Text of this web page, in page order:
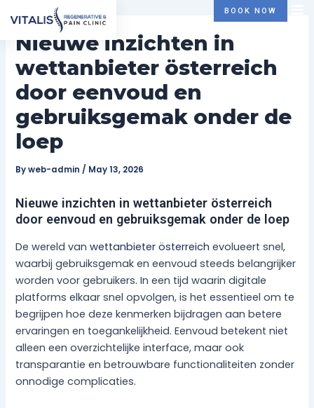
content
BOOK NOW
Nieuwe inzichten in
wettanbieter österreich
door eenvoud en
gebruiksgemak onder de
loep
Byweb-admin / May 13, 2026
Nieuwe inzichten in wettanbieter österreich
door eenvoud en gebruiksgemak onder de loep
De wereld vanwettanbieter österreich evolueert snel,
waarbij gebruiksgemak en eenvoud steeds belangrijker
worden voor gebruikers. In een tijd waarin digitale
platforms elkaar snel opvolgen, is het essentieel om te
begrijpen hoe deze kenmerken bijdragen aan betere
ervaringen en toegankelijkheid. Eenvoud betekent niet
alleen een overzichtelijke interface, maar ook
transparantie en betrouwbare functionaliteiten zonder
onnodige complicaties.
navigation